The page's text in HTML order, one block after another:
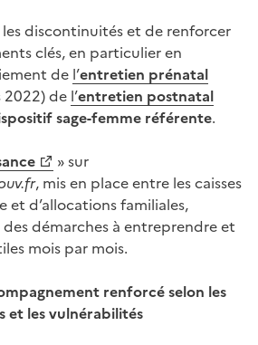
discontinuités et de renforcer
clés, en particulier en
de l’entretien prénatal
2022) de l’entretien postnatal
sage-femme référente.
» sur
, mis en place entre les caisses
et d’allocations familiales,
démarches à entreprendre et
mois par mois.
renforcé selon les
et les vulnérabilités